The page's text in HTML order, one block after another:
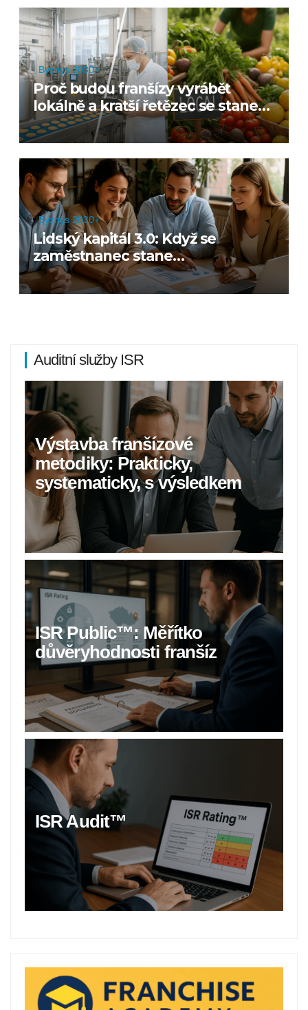
Byznys 2030+
Proč budou franšízy vyrábět
lokálně a kratší řetězec se stane
výhodou
Byznys 2030+
Lidský kapitál 3.0: Když se
zaměstnanec stane
mikropodnikatelem
Auditní služby ISR
Výstavba franšízové
metodiky: Prakticky,
systematicky, s výsledkem
ISR Public™: Měřítko
důvěryhodnosti franšíz
ISR Audit™